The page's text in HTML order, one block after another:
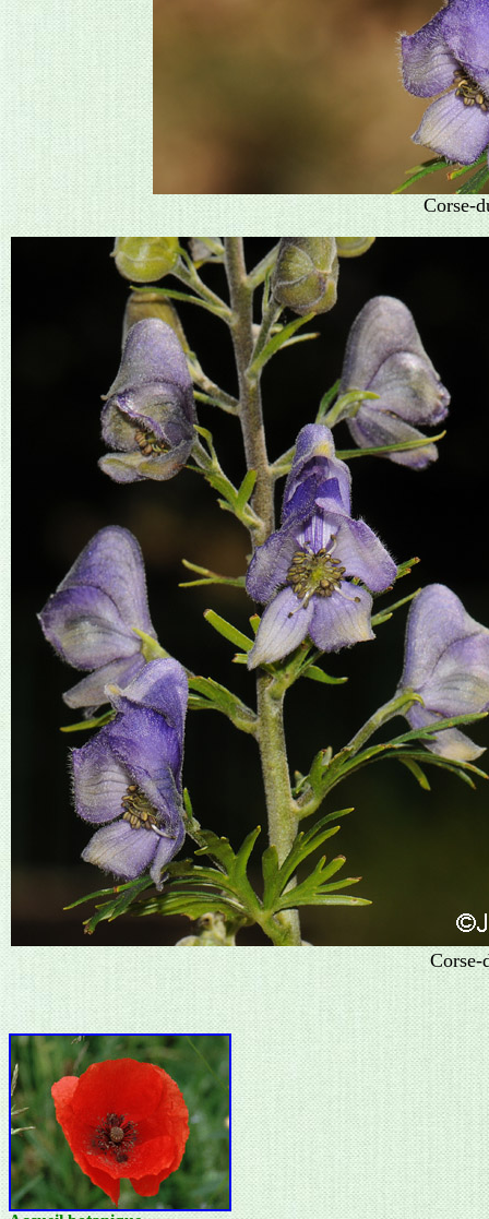
Corse-
Corse-